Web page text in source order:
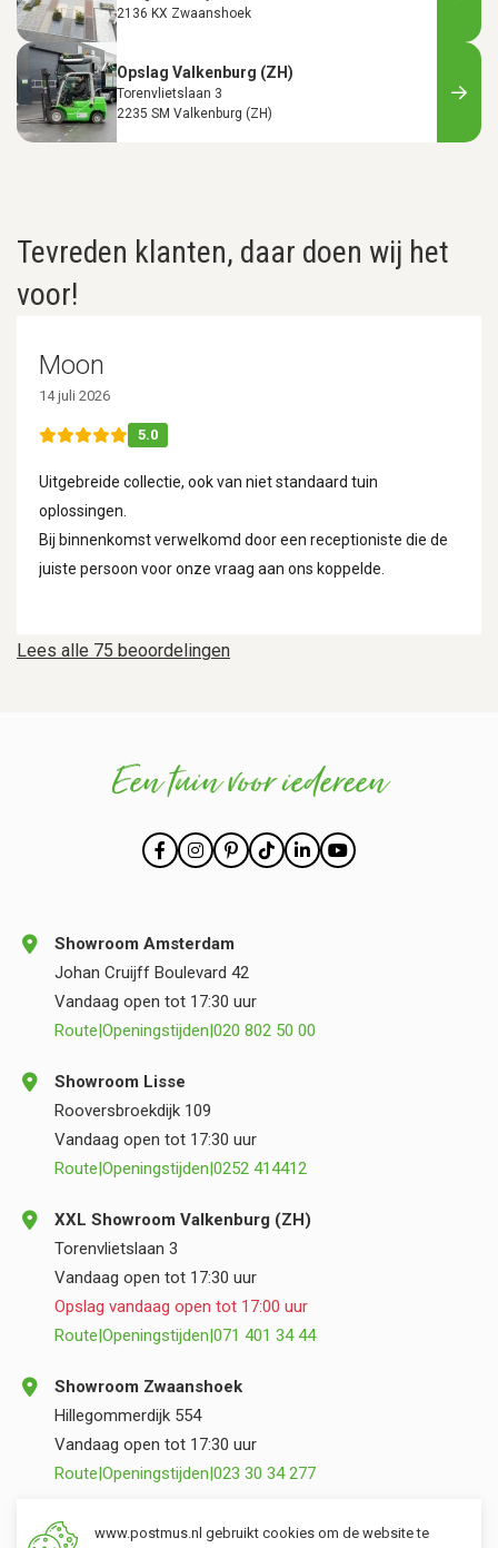
2136 KX Zwaanshoek
Opslag Valkenburg (ZH)
Torenvlietslaan 3
2235 SM Valkenburg (ZH)
Tevreden klanten, daar doen wij het
voor!
Lees alle 75 beoordelingen
Moon
14 juli 2026
5.0
Uitgebreide collectie, ook van niet standaard tuin
oplossingen.
Bij binnenkomst verwelkomd door een receptioniste die de
juiste persoon voor onze vraag aan ons koppelde.
Een tuin voor iedereen
Showroom Amsterdam
Johan Cruijff Boulevard 42
Vandaag open tot 17:30 uur
Route|Openingstijden|020 802 50 00
Showroom Lisse
Rooversbroekdijk 109
Vandaag open tot 17:30 uur
Route|Openingstijden|0252 414412
XXL Showroom Valkenburg (ZH)
Torenvlietslaan 3
Vandaag open tot 17:30 uur
Opslag vandaag open tot 17:00 uur
Route|Openingstijden|071 401 34 44
Showroom Zwaanshoek
Hillegommerdijk 554
Vandaag open tot 17:30 uur
Route|Openingstijden|023 30 34 277
Opslag Valkenburg (ZH)
www.postmus.nl gebruikt cookies om de website te